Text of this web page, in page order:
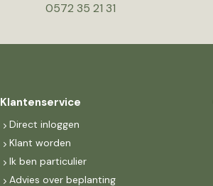
0572 35 21 31
Klantenservice
Direct inloggen
Klant worden
Ik ben particulier
Advies over beplanting